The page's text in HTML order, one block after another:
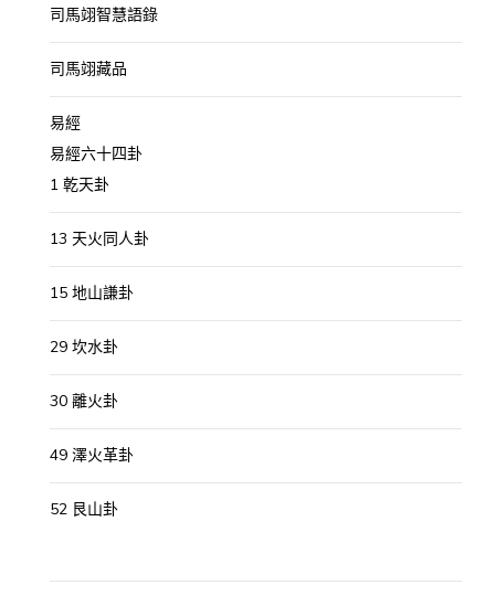
司馬翊智慧語錄
司馬翊藏品
易經
易經六十四卦
1 乾天卦
13 天火同人卦
15 地山謙卦
29 坎水卦
30 離火卦
49 澤火革卦
52 艮山卦